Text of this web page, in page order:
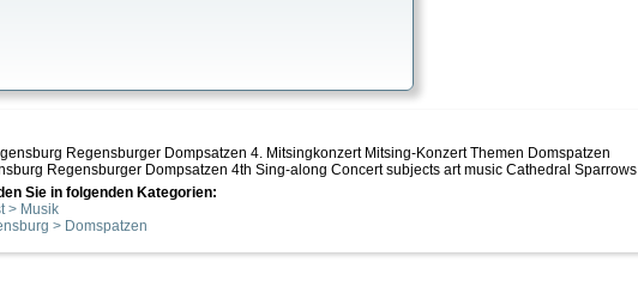
Regensburger Dompsatzen 4. Mitsingkonzert Mitsing-Konzert Themen Domspatzen
Regensburger Dompsatzen 4th Sing-along Concert subjects art music Cathedral Sparrows
Sie in folgenden Kategorien:
> Musik
> Domspatzen